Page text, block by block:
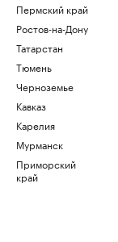
Пермский край
Ростов-на-Дону
Татарстан
Тюмень
Черноземье
Кавказ
Карелия
Мурманск
Приморский
край